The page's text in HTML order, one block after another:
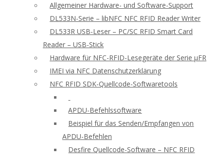
Allgemeiner Hardware- und Software-Support
DL533N-Serie – libNFC NFC RFID Reader Writer
DL533R USB-Leser – PC/SC RFID Smart Card
Reader – USB-Stick
Hardware für NFC-RFID-Lesegeräte der Serie μFR
IMEI via NFC Datenschutzerklärung
NFC RFID SDK-Quellcode-Softwaretools
APDU-Befehlssoftware
Beispiel für das Senden/Empfangen von
APDU-Befehlen
Desfire Quellcode-Software – NFC RFID